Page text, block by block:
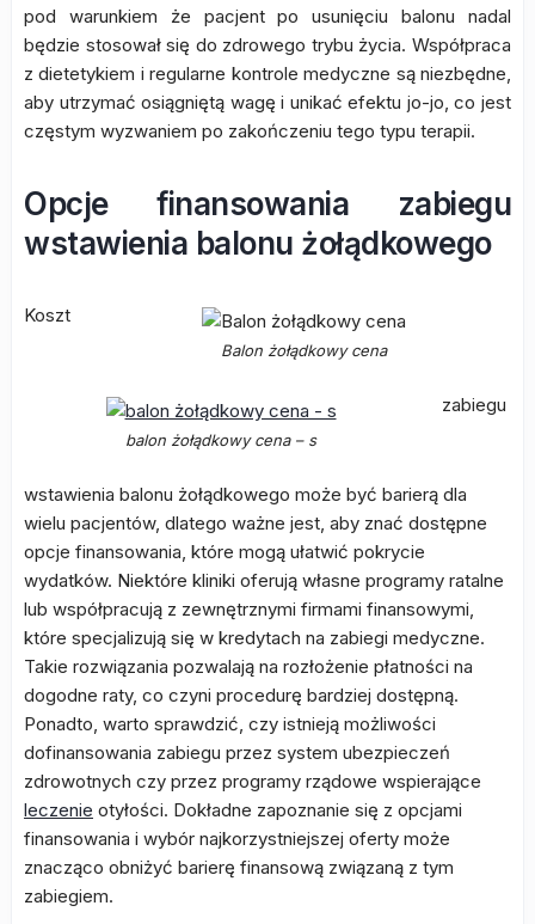
pod warunkiem że pacjent po usunięciu balonu nadal
będzie stosował się do zdrowego trybu życia. Współpraca
z dietetykiem i regularne kontrole medyczne są niezbędne,
aby utrzymać osiągniętą wagę i unikać efektu jo-jo, co jest
częstym wyzwaniem po zakończeniu tego typu terapii.
Opcje finansowania zabiegu
wstawienia balonu żołądkowego
Balon żołądkowy cena
balon żołądkowy cena – s
Koszt
zabiegu
wstawienia balonu żołądkowego może być barierą dla
wielu pacjentów, dlatego ważne jest, aby znać dostępne
opcje finansowania, które mogą ułatwić pokrycie
wydatków. Niektóre kliniki oferują własne programy ratalne
lub współpracują z zewnętrznymi firmami finansowymi,
które specjalizują się w kredytach na zabiegi medyczne.
Takie rozwiązania pozwalają na rozłożenie płatności na
dogodne raty, co czyni procedurę bardziej dostępną.
Ponadto, warto sprawdzić, czy istnieją możliwości
dofinansowania zabiegu przez system ubezpieczeń
zdrowotnych czy przez programy rządowe wspierające
leczenie otyłości. Dokładne zapoznanie się z opcjami
finansowania i wybór najkorzystniejszej oferty może
znacząco obniżyć barierę finansową związaną z tym
zabiegiem.